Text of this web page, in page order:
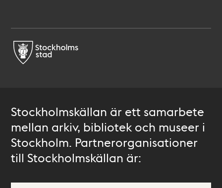
Stockholmskällan är ett samarbete
mellan arkiv, bibliotek och museer i
Stockholm. Partnerorganisationer
till Stockholmskällan är: